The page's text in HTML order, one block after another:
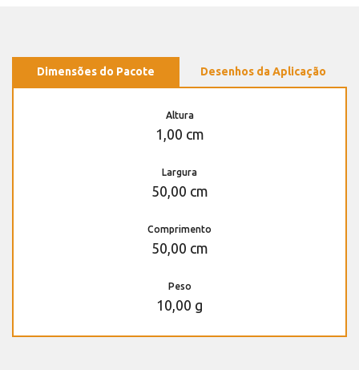
Dimensões do Pacote Desenhos da Aplicação
Altura
1,00 cm
Largura
50,00 cm
Comprimento
50,00 cm
Peso
10,00 g